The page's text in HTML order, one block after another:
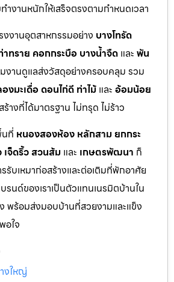
านหนักให้เสร็จตรงตามกำหนดเวลา
งงานอุตสาหกรรมอย่าง บางโทรัด
าทราย คอกกระบือ บางน้ำจืด และ พัน
งานดูแลส่งวัสดุอย่างครอบคลุม รวม
งมะเดื่อดอนไก่ดี ท่าไม้ และ อ้อมน้อย
างที่ได้มาตรฐาน ไม่ทรุด ไม่ร้าว
ที่ หนองสองห้อง หลักสามยกกระ
เจ็ดริ้วสวนส้ม และ เกษตรพัฒนา ก็
รับเหมาก่อสร้างและต่อเติมที่พักอาศัย
บรนด์ของเราเป็นตัวแทนเนรมิตบ้านใน
พร้อมส่งมอบบ้านที่สวยงามและแข็ง
อใจ
งใหญ่